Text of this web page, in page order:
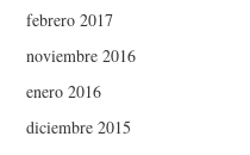
febrero 2017
noviembre 2016
enero 2016
diciembre 2015